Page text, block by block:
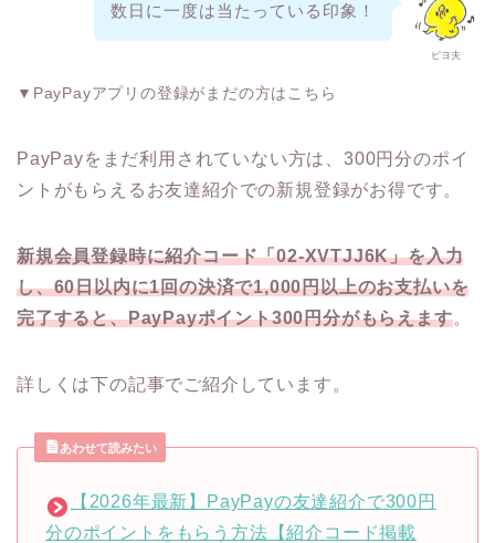
ピヨ夫
数日に一度は当たっている印象！
▼PayPayアプリの登録がまだの方はこちら
PayPayをまだ利用されていない方は、300円分のポイ
ントがもらえるお友達紹介での新規登録がお得です。
新規会員登録時に紹介コード「02-XVTJJ6K」を入力
し、60日以内に1回の決済で1,000円以上のお支払いを
完了すると、PayPayポイント300円分がもらえます。
詳しくは下の記事でご紹介しています。
あわせて読みたい
【2026年最新】PayPayの友達紹介で300円
分のポイントをもらう方法【紹介コード掲載